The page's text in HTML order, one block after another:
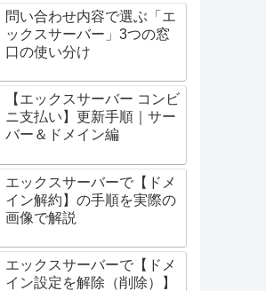
問い合わせ内容で選ぶ「エ
ックスサーバー」3つの窓
口の使い分け
【エックスサーバー コンビ
ニ支払い】更新手順｜サー
バー＆ドメイン編
エックスサーバーで【ドメ
イン解約】の手順を実際の
画像で解説
エックスサーバーで【ドメ
イン設定を解除（削除）】